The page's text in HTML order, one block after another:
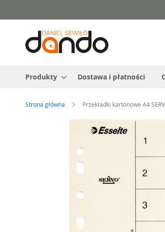
do
treści
Produkty Dostawa i płatności
Strona główna Przekładki kartonowe A4